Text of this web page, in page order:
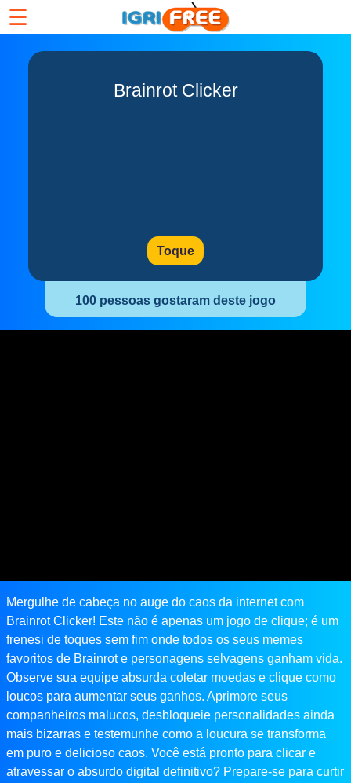
☰
Brainrot Clicker
Toque
100 pessoas gostaram deste jogo
Mergulhe de cabeça no auge do caos da internet com
Brainrot Clicker! Este não é apenas um jogo de clique; é um
frenesi de toques sem fim onde todos os seus memes
favoritos de Brainrot e personagens selvagens ganham vida.
Observe sua equipe absurda coletar moedas e clique como
loucos para aumentar seus ganhos. Aprimore seus
companheiros malucos, desbloqueie personalidades ainda
mais bizarras e testemunhe como a loucura se transforma
em puro e delicioso caos. Você está pronto para clicar e
atravessar o absurdo digital definitivo? Prepare-se para curtir